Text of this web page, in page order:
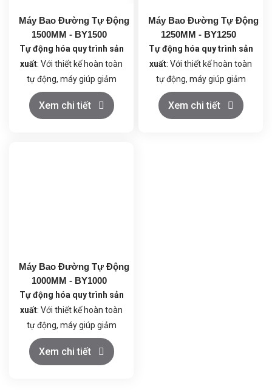
Máy Bao Đường Tự Động
1500MM - BY1500
Tự động hóa quy trình sản
xuất: Với thiết kế hoàn toàn
tự động, máy giúp giảm
thiểu sự can thiệp thủ công,
tối ưu hóa năng suất và
Xem chi tiết
Máy Bao Đường Tự Động
1250MM - BY1250
Tự động hóa quy trình sản
xuất: Với thiết kế hoàn toàn
tự động, máy giúp giảm
thiểu sự can thiệp thủ công,
tối ưu hóa năng suất và
Xem chi tiết
Máy Bao Đường Tự Động
1000MM - BY1000
Tự động hóa quy trình sản
xuất: Với thiết kế hoàn toàn
tự động, máy giúp giảm
thiểu sự can thiệp thủ công,
tối ưu hóa năng suất và
Xem chi tiết